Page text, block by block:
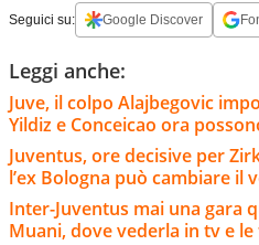
Seguici su: Google Discover
Leggi anche:
Juve, il colpo Alajbegovic
Yildiz e Conceicao ora
Juventus, ore decisive per
l’ex Bologna può cambiare il
Inter-Juventus mai una gara
Muani, dove vederla in tv e